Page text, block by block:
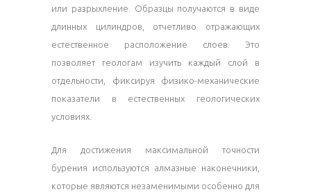
или разрыхление. Образцы получаются в виде
длинных цилиндров, отчетливо отражающих
естественное расположение слоев. Это
позволяет геологам изучить каждый слой в
отдельности, фиксируя физико-механические
показатели в естественных геологических
условиях.
Для достижения максимальной точности
бурения используются алмазные наконечники,
которые являются незаменимыми особенно для